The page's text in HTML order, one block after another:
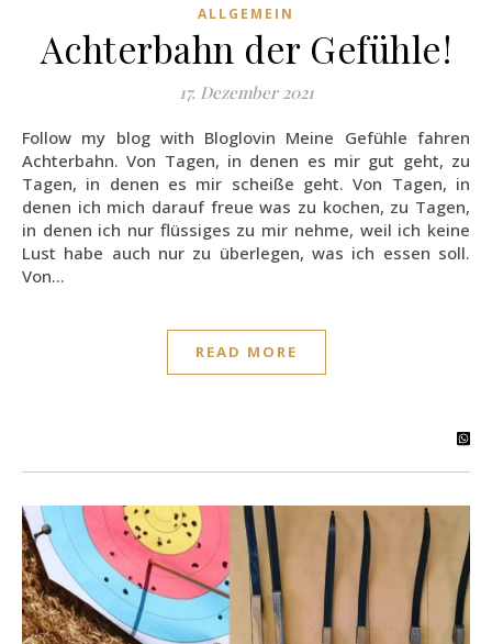
ALLGEMEIN
Achterbahn der Gefühle!
17. Dezember 2021
Follow my blog with Bloglovin Meine Gefühle fahren
Achterbahn. Von Tagen, in denen es mir gut geht, zu
Tagen, in denen es mir scheiße geht. Von Tagen, in
denen ich mich darauf freue was zu kochen, zu Tagen,
in denen ich nur flüssiges zu mir nehme, weil ich keine
Lust habe auch nur zu überlegen, was ich essen soll.
Von…
READ MORE